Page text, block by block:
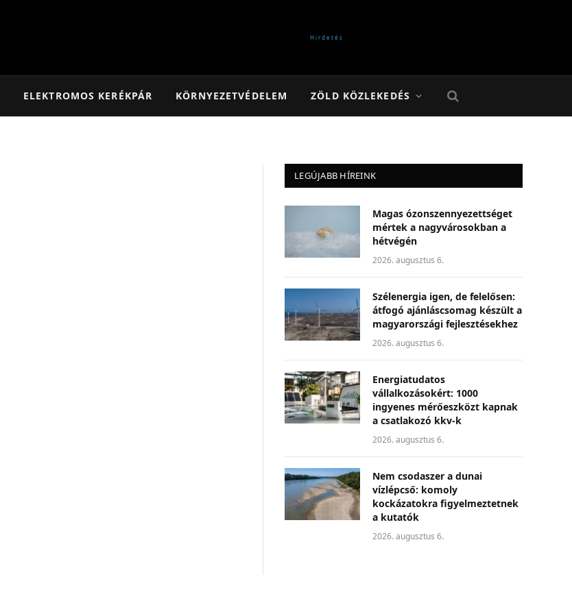
ELEKTROMOS KERÉKPÁR KÖRNYEZETVÉDELEM ZÖLD KÖZLEKEDÉS
LEGÚJABB HÍREINK
Magas ózonszennyezettséget
mértek a nagyvárosokban a
hétvégén
2026. augusztus 6.
Szélenergia igen, de felelősen:
átfogó ajánláscsomag készült a
magyarországi fejlesztésekhez
2026. augusztus 6.
Energiatudatos
vállalkozásokért: 1000
ingyenes mérőeszközt kapnak
a csatlakozó kkv-k
2026. augusztus 6.
Nem csodaszer a dunai
vízlépcső: komoly
kockázatokra figyelmeztetnek
a kutatók
2026. augusztus 6.